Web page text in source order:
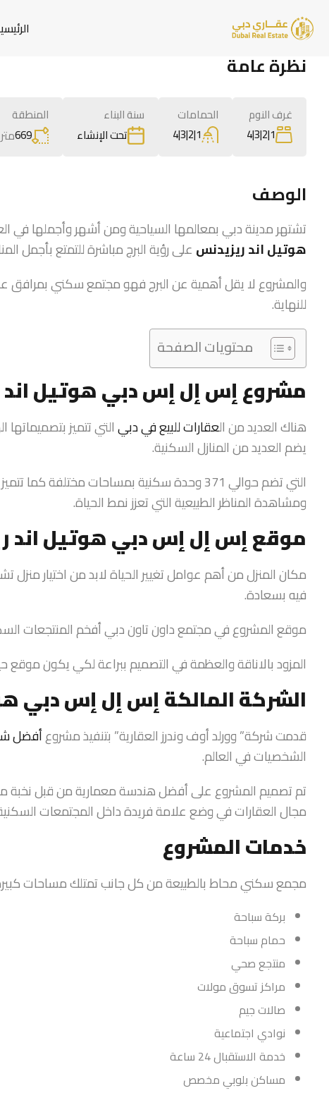
نظرة عامة
غرف النوم
1|2|3|4
الحمامات
1|2|3|4
سنة البناء
تحت الإنشاء
المنطقة
669
الوصف
تشتهر مدينة دبي بمعالمها السياحية ومن أشهر وأجملها في
هوتيل اند ريزيدنس على رؤية البرج مباشرة للتمتع بأجمل
والمشروع لا يقل أهمية عن البرج فهو مجتمع سكني بمرافق
للنهاية.
محتويات الصفحة
مشروع إس إل إس دبي هوتيل
هناك العديد من العقارات للبيع في دبيالتي تتميز
يضم العديد من المنازل السكنية.
التي تضم حوالي 371 وحدة سكنية بمساحات
ومشاهدة المناظر الطبيعية التي تعزز نمط الحياة.
موقع إس إل إس دبي هوتيل اند
مكان المنزل من أهم عوامل تغيير الحياة لابد من اختيار منزل
فيه بسعادة.
موقع المشروع في مجتمع داون تاون دبي أفخم المنتجعات
المزود بالاناقة والعظمة في التصميم ببراعة لكي يكون موقع
الشركة المالكة إس إل إس دبي
قدمت شركة” وورلد أوف وندرز العقارية” بتنفيذ مشروعأفضل
الشخصيات في العالم.
تم تصميم المشروع على أفضل هندسة معمارية من قبل نخبة من
مجال العقارات في وضع علامة فريدة داخل المجتمعات
خدمات المشروع
مجمع سكني محاط بالطبيعة من كل جانب تمتلك مساحات
بركة سباحة
حمام سباحة
منتجع صحي
مراكز تسوق مولات
صالات جيم
نوادي اجتماعية
خدمة الاستقبال 24 ساعة
مساكن بلوبي مخصص